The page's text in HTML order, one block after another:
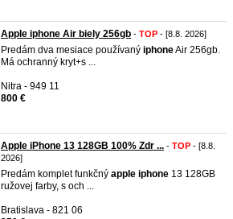
Apple iphone Air biely 256gb - TOP - [8.8. 2026]
Predám dva mesiace používaný iphoneAir 256gb.
Má ochranný kryt+s ...
Nitra - 949 11
800 €
Apple iPhone 13 128GB 100% Zdr ... - TOP - [8.8.
2026]
Predám komplet funkčný apple iphone 13 128GB
ružovej farby, s och ...
Bratislava - 821 06